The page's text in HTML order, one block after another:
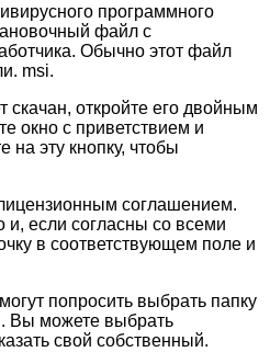
программного
файл с
Обычно этот файл
msi.
скачан, откройте его двойным
окно с приветствием и
эту кнопку, чтобы
соглашением.
и, если согласны со всеми
в соответствующем поле и
попросить выбрать папку
Вы можете выбрать
свой собственный.